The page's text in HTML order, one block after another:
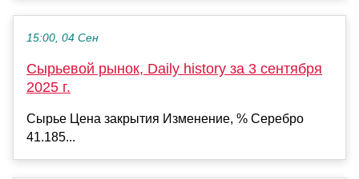
15:00, 04 Сен
Сырьевой рынок, Daily history за 3 сентября
2025 г.
Сырье Цена закрытия Изменение, % Серебро
41.185...